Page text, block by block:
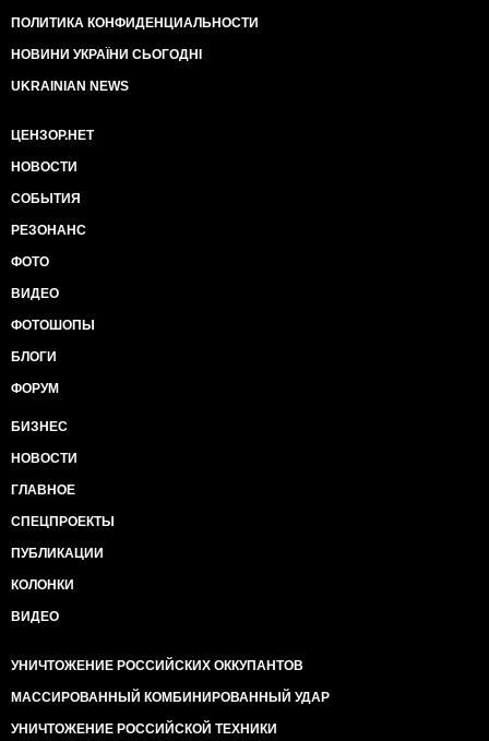
ПОЛИТИКА КОНФИДЕНЦИАЛЬНОСТИ
НОВИНИ УКРАЇНИ СЬОГОДНІ
UKRAINIAN NEWS
ЦЕНЗОР.НЕТ
НОВОСТИ
СОБЫТИЯ
РЕЗОНАНС
ФОТО
ВИДЕО
ФОТОШОПЫ
БЛОГИ
ФОРУМ
БИЗНЕС
НОВОСТИ
ГЛАВНОЕ
СПЕЦПРОЕКТЫ
ПУБЛИКАЦИИ
КОЛОНКИ
ВИДЕО
УНИЧТОЖЕНИЕ РОССИЙСКИХ ОККУПАНТОВ
МАССИРОВАННЫЙ КОМБИНИРОВАННЫЙ УДАР
УНИЧТОЖЕНИЕ РОССИЙСКОЙ ТЕХНИКИ